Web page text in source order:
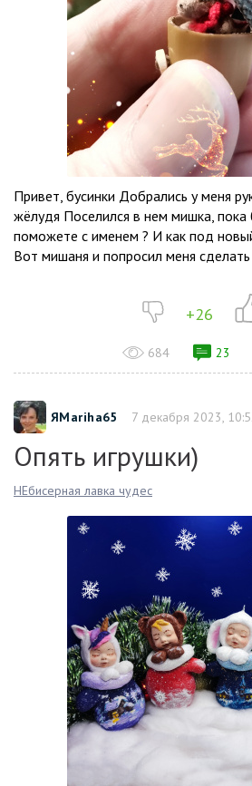
Привет, бусинки Добрались у меня
жёлудя Поселился в нем мишка,
поможете с именем ? И как под
Вот мишаня и попросил меня
+26
684 23
ЯMariha65 7 декабря 2023,
Опять игрушки)
НЕбисерная лавка чудес